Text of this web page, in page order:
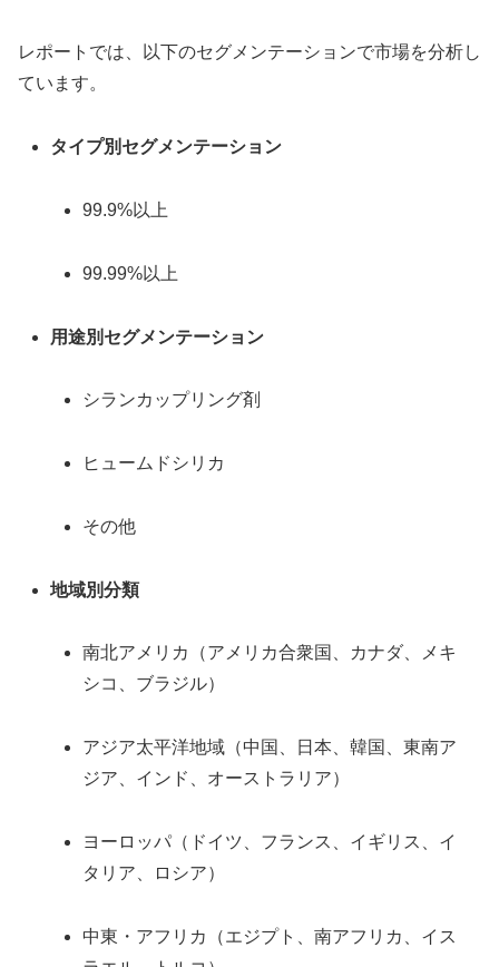
レポートでは、以下のセグメンテーションで市場を分析し
ています。
タイプ別セグメンテーション
99.9%以上
99.99%以上
用途別セグメンテーション
シランカップリング剤
ヒュームドシリカ
その他
地域別分類
南北アメリカ（アメリカ合衆国、カナダ、メキ
シコ、ブラジル）
アジア太平洋地域（中国、日本、韓国、東南ア
ジア、インド、オーストラリア）
ヨーロッパ（ドイツ、フランス、イギリス、イ
タリア、ロシア）
中東・アフリカ（エジプト、南アフリカ、イス